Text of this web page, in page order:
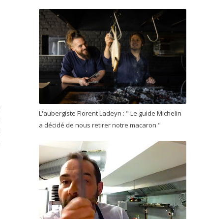
L'aubergiste Florent Ladeyn : " Le guide Michelin
a décidé de nous retirer notre macaron "